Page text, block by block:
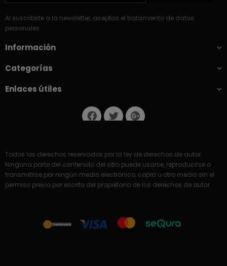
Al suscribirte a la newsletter, aceptas el tratamiento de datos
personales
Información
Categorías
Enlaces útiles
Todos los derechos reservados por la ley de derechos de autor.
Ninguna parte del contenido del sitio puede usarse, reproducirse o
transmitirse por ningún medio electrónico, copia u otro medio sin el
permiso previo por escrito del propietario de los derechos de autor.